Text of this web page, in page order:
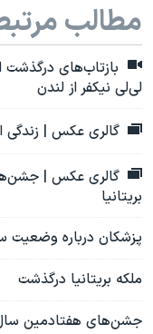
مطالب
بازتاب‌های درگذشت
لی‌لی نیکفر از لندن
گالری عکس | زندگی
گالری عکس |
بریتانیا
پزشکان درباره وضعیت
ملکه بریتانیا درگذشت
جشن‌های هفتادمین سال